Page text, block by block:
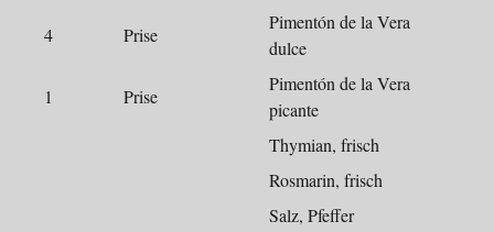
4 Prise
Pimentón de la Vera
dulce
1 Prise
Pimentón de la Vera
picante
Thymian, frisch
Rosmarin, frisch
Salz, Pfeffer